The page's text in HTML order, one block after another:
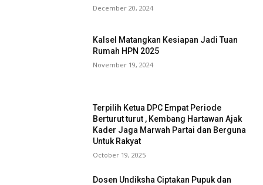
December 20, 2024
Kalsel Matangkan Kesiapan Jadi Tuan
Rumah HPN 2025
November 19, 2024
Terpilih Ketua DPC Empat Periode
Berturut turut , Kembang Hartawan Ajak
Kader Jaga Marwah Partai dan Berguna
Untuk Rakyat
October 19, 2025
Dosen Undiksha Ciptakan Pupuk dan